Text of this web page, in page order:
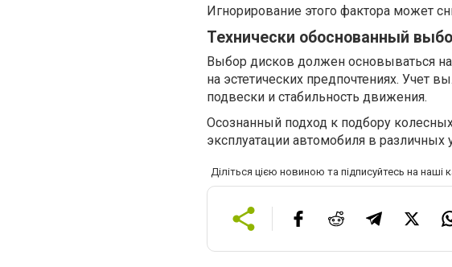
Игнорирование этого фактора может
Технически обоснованный
Выбор дисков должен основываться на
на эстетических предпочтениях. Учет
подвески и стабильность движения.
Осознанный подход к подбору
эксплуатации автомобиля в различных
Діліться цією новиною та підписуйтесь на наші